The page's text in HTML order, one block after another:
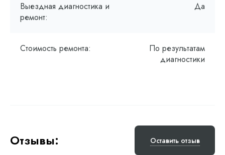
Выездная диагностика и
ремонт:
Да
Стоимость ремонта:
По результатам
диагностики
Отзывы: Оставить отзыв